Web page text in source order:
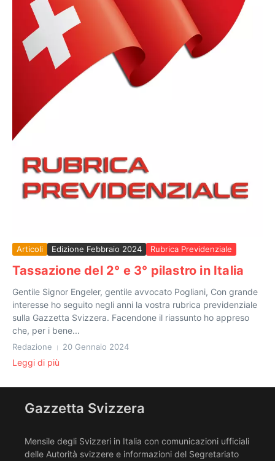
Articoli Edizione Febbraio 2024 Rubrica Previdenziale
Tassazione del 2° e 3° pilastro in Italia
Gentile Signor Engeler, gentile avvocato Pogliani, Con grande
interesse ho seguito negli anni la vostra rubrica previdenziale
sulla Gazzetta Svizzera. Facendone il riassunto ho appreso
che, per i bene...
Redazione 20 Gennaio 2024
Leggi di più
Gazzetta Svizzera
Mensile degli Svizzeri in Italia con comunicazioni ufficiali
delle Autorità svizzere e informazioni del Segretariato